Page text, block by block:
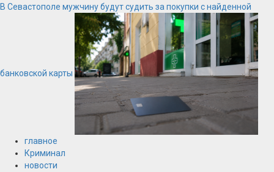
В Севастополе мужчину будут судить за покупки с найденной
банковской карты
главное
Криминал
новости